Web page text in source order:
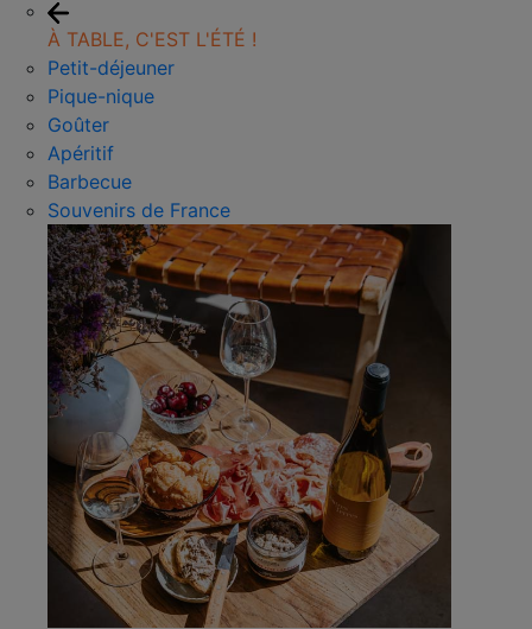
À TABLE, C'EST L'ÉTÉ !
Petit-déjeuner
Pique-nique
Goûter
Apéritif
Barbecue
Souvenirs de France